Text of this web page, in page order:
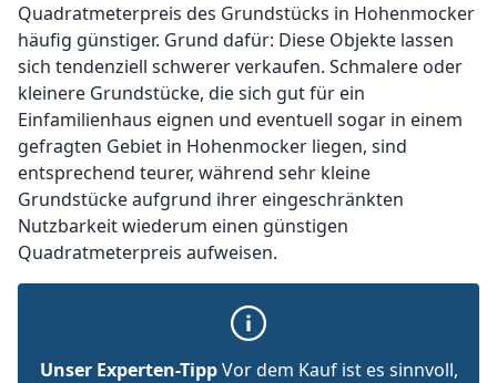
Quadratmeterpreis des Grundstücks in Hohenmocker
häufig günstiger. Grund dafür: Diese Objekte lassen
sich tendenziell schwerer verkaufen. Schmalere oder
kleinere Grundstücke, die sich gut für ein
Einfamilienhaus eignen und eventuell sogar in einem
gefragten Gebiet in Hohenmocker liegen, sind
entsprechend teurer, während sehr kleine
Grundstücke aufgrund ihrer eingeschränkten
Nutzbarkeit wiederum einen günstigen
Quadratmeterpreis aufweisen.
Unser Experten-TippVor dem Kauf ist es sinnvoll,